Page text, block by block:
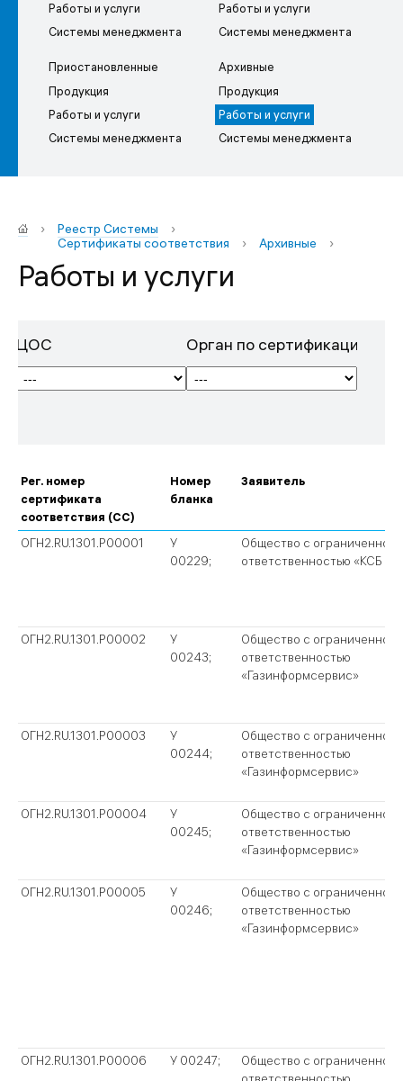
Работы и услуги
Системы менеджмента
Работы и услуги
Системы менеджмента
Приостановлен­ные
Продукция
Работы и услуги
Системы менеджмента
Архивные
Продукция
Работы и услуги
Системы менеджмента
› Реестр Системы
›
Сертификаты соответствия
› Архивные ›
Работы и услуги
ЦОС Орган по сертификации
Рег. номер
cертификата
соответствия (СС)
Номер
бланка
Заявитель
ОГН2.RU.1301.P00001
У
00229;
Общество с ограниченной
ответственностью «КСБ
ОГН2.RU.1301.P00002
У
00243;
Общество с ограниченной
ответственностью
«Газинформсервис»
ОГН2.RU.1301.P00003
У
00244;
Общество с ограниченной
ответственностью
«Газинформсервис»
ОГН2.RU.1301.P00004
У
00245;
Общество с ограниченной
ответственностью
«Газинформсервис»
ОГН2.RU.1301.P00005
У
00246;
Общество с ограниченной
ответственностью
«Газинформсервис»
ОГН2.RU.1301.P00006 У 00247;
Общество с ограниченной